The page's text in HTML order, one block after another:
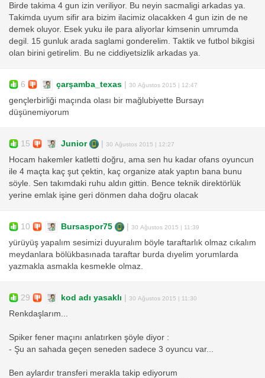
Birde takima 4 gun izin veriliyor. Bu neyin sacmaligi arkadas ya.
Takimda uyum sifir ara bizim ilacimiz olacakken 4 gun izin de ne
demek oluyor. Esek yuku ile para aliyorlar kimsenin umrumda
degil. 15 gunluk arada saglami gonderelim. Taktik ve futbol bikgisi
olan birini getirelim. Bu ne ciddiyetsizlik arkadas ya.
6 çarşamba_texas | 30 Ağustos 2015 | 12:47
gençlerbirliği maçında olası bir mağlubiyette Bursayı
düşünemiyorum
15 Junior | 30 Ağustos 2015 | 12:27
Hocam hakemler katletti doğru, ama sen hu kadar ofans oyuncun
ile 4 maçta kaç şut çektin, kaç organize atak yaptın bana bunu
söyle. Sen takımdaki ruhu aldın gittin. Bence teknik direktörlük
yerine emlak işine geri dönmen daha doğru olacak
10 Bursaspor75 | 30 Ağustos 2015 | 11:39
yürüyüş yapalım sesimizi duyuralım böyle taraftarlık olmaz cıkalım
meydanlara bölükbasınada taraftar burda dıyelim yorumlarda
yazmakla asmakla kesmekle olmaz.
29 kod adı yasaklı | 30 Ağustos 2015 | 11:30
Renkdaşlarım...
Spiker fener maçını anlatırken şöyle diyor :
- Şu an sahada geçen seneden sadece 3 oyuncu var...
Ben aylardır transferi merakla takip ediyorum